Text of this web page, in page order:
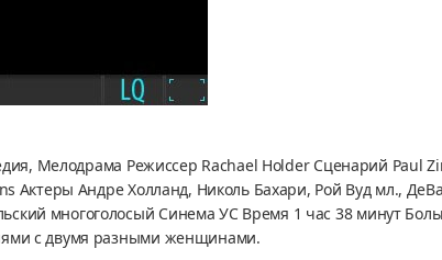
Мелодрама Режиссер Rachael Holder Сценарий Paul
Андре Холланд, Николь Бахари, Рой Вуд мл.,
многоголосый Синема УС Время 1 час 38 минут
с двумя разными женщинами.